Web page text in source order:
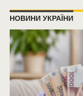
НОВИНИ УКРАЇНИ